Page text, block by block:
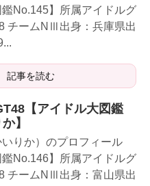
鑑No.145】所属アイドルグ
チームNⅢ出身：兵庫県出
記事を読む
【アイドル大図鑑
】
りか）のプロフィール
鑑No.146】所属アイドルグ
チームNⅢ出身：富山県出